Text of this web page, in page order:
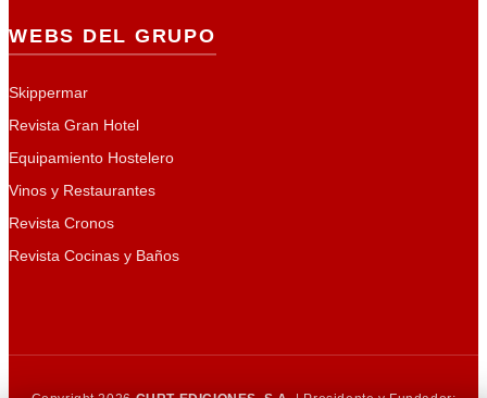
WEBS DEL GRUPO
Skippermar
Revista Gran Hotel
Equipamiento Hostelero
Vinos y Restaurantes
Revista Cronos
Revista Cocinas y Baños